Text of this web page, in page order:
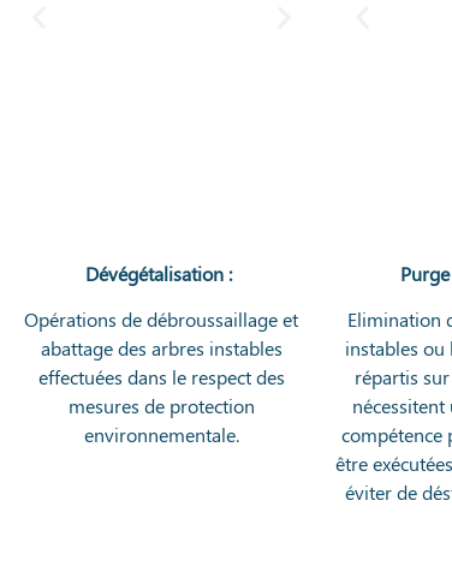
Dévégétalisation :
Opérations de débroussaillage et
abattage des arbres instables
effectuées dans le respect des
mesures de protection
environnementale.
Elimination
instables ou
répartis
compétence
être
éviter de